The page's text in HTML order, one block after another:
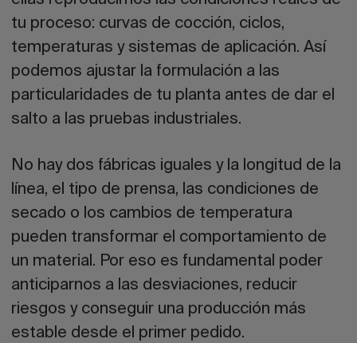
tu proceso: curvas de cocción, ciclos,
temperaturas y sistemas de aplicación. Así
podemos ajustar la formulación a las
particularidades de tu planta antes de dar el
salto a las pruebas industriales.
No hay dos fábricas iguales y la longitud de la
línea, el tipo de prensa, las condiciones de
secado o los cambios de temperatura
pueden transformar el comportamiento de
un material. Por eso es fundamental poder
anticiparnos a las desviaciones, reducir
riesgos y conseguir una producción más
estable desde el primer pedido.